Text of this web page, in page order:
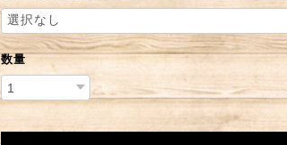
数量